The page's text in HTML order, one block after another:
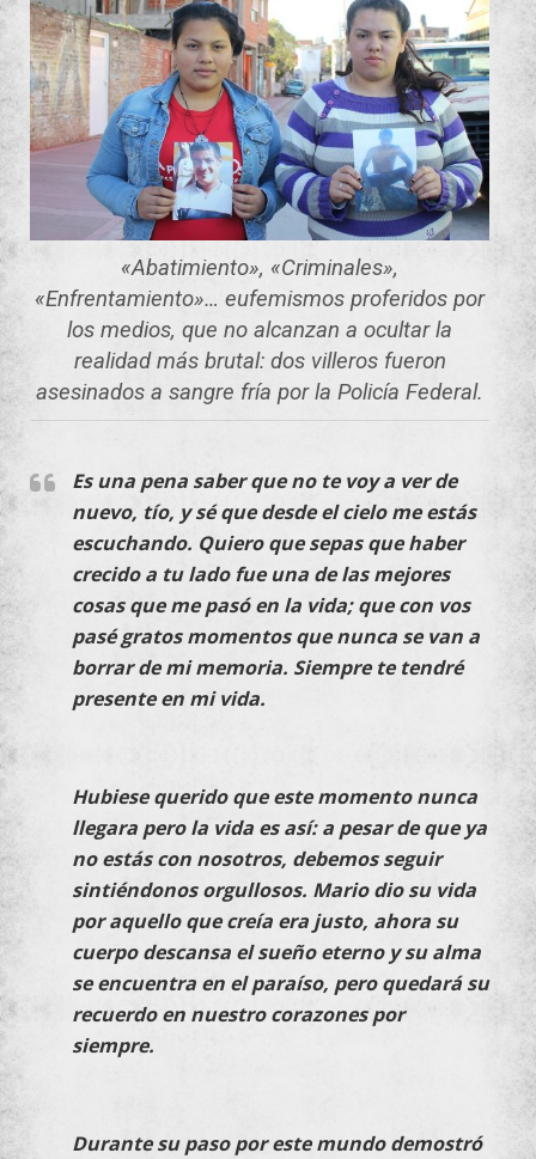
«Abatimiento», «Criminales»,
«Enfrentamiento»… eufemismos proferidos por
los medios, que no alcanzan a ocultar la
realidad más brutal: dos villeros fueron
asesinados a sangre fría por la Policía Federal.
Es una pena saber que no te voy a ver de
nuevo, tío, y sé que desde el cielo me estás
escuchando. Quiero que sepas que haber
crecido a tu lado fue una de las mejores
cosas que me pasó en la vida; que con vos
pasé gratos momentos que nunca se van a
borrar de mi memoria. Siempre te tendré
presente en mi vida.
Hubiese querido que este momento nunca
llegara pero la vida es así: a pesar de que ya
no estás con nosotros, debemos seguir
sintiéndonos orgullosos. Mario dio su vida
por aquello que creía era justo, ahora su
cuerpo descansa el sueño eterno y su alma
se encuentra en el paraíso, pero quedará su
recuerdo en nuestro corazones por
siempre.
Durante su paso por este mundo demostró